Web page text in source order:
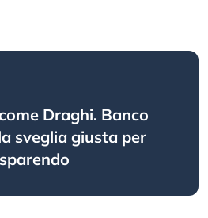
Draghi. Banco
sveglia giusta per